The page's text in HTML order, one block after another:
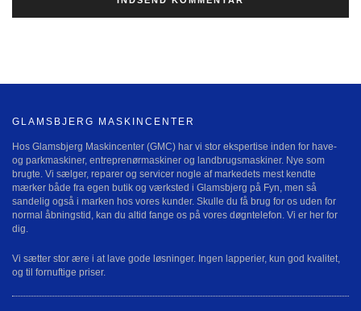
GLAMSBJERG MASKINCENTER
Hos Glamsbjerg Maskincenter (GMC) har vi stor ekspertise inden for have-
og parkmaskiner, entreprenørmaskiner og landbrugsmaskiner. Nye som
brugte. Vi sælger, reparer og servicer nogle af markedets mest kendte
mærker både fra egen butik og værksted i Glamsbjerg på Fyn, men så
sandelig også i marken hos vores kunder. Skulle du få brug for os uden for
normal åbningstid, kan du altid fange os på vores døgntelefon. Vi er her for
dig.
Vi sætter stor ære i at lave gode løsninger. Ingen lapperier, kun god kvalitet,
og til fornuftige priser.